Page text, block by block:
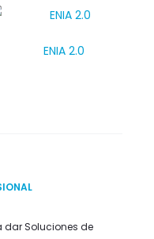
ENIA 2.0
Soluciones de